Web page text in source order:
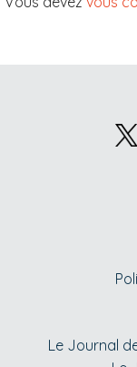
Le Journal